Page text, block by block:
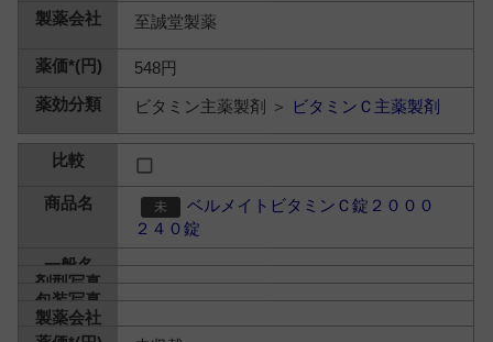
至誠堂製薬
548円
ビタミン主薬製剤 ＞ ビタミンＣ主薬製剤
ベルメイトビタミンＣ錠２０００
２４０錠